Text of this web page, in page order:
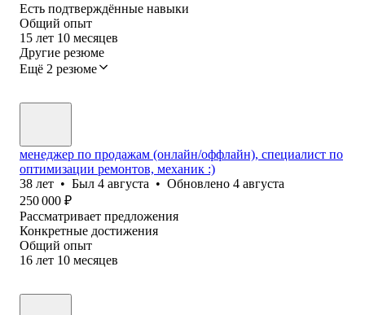
Есть подтверждённые навыки
Общий опыт
15 лет 10 месяцев
Другие резюме
Ещё 2 резюме
менеджер по продажам (онлайн/оффлайн), специалист по
оптимизации ремонтов, механик :)
38 лет • Был 4 августа • Обновлено 4 августа
250 000 ₽
Рассматривает предложения
Конкретные достижения
Общий опыт
16 лет 10 месяцев